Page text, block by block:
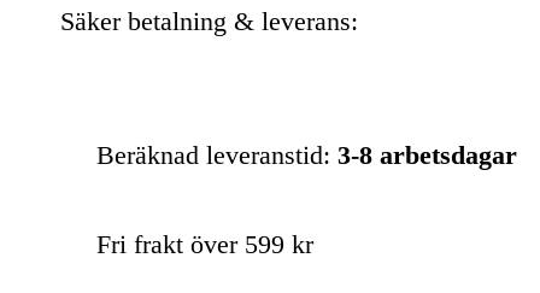
Säker betalning & leverans:
Beräknad leveranstid: 3-8 arbetsdagar
Fri frakt över 599 kr